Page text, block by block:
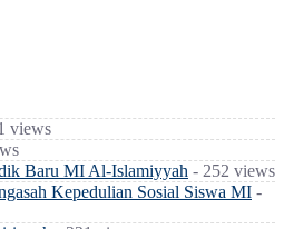
views
Baru MI Al-Islamiyyah - 252 views
Kepedulian Sosial Siswa MI -